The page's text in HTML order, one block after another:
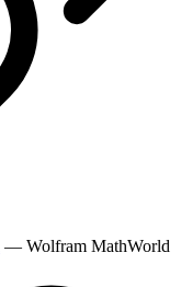
— Wolfram MathWorld